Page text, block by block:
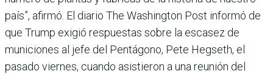
país”, afirmó. El diario The Washington Post informó de
que Trump exigió respuestas sobre la escasez de
municiones al jefe del Pentágono, Pete Hegseth, el
pasado viernes, cuando asistieron a una reunión del